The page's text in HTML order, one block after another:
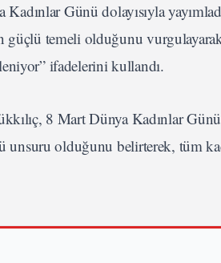
Günü dolayısıyla
güçlü temeli olduğunu
ifadelerini kullandı.
8 Mart Dünya Kadınlar Günü
unsuru olduğunu belirterek, tüm